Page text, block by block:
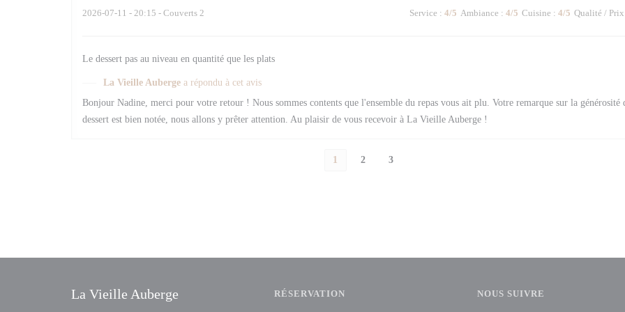
2026-07-11 - 20:15 - Couverts 2 Service : 4/5 Ambiance : 4/5 Cuisine : 4/5 Qualité / Prix
Le dessert pas au niveau en quantité que les plats
La Vieille Auberge a répondu à cet avis
Bonjour Nadine, merci pour votre retour ! Nous sommes contents que l'ensemble du repas vous ait plu. Votre remarque sur la générosité
dessert est bien notée, nous allons y prêter attention. Au plaisir de vous recevoir à La Vieille Auberge !
1 2 3
La Vieille Auberge RÉSERVATION NOUS SUIVRE